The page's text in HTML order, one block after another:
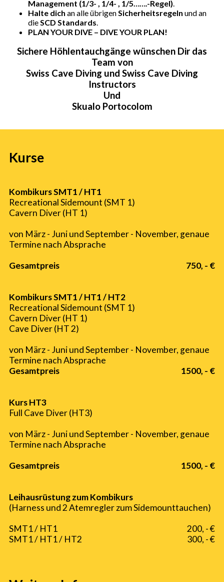
Management (1/3- , 1/4- , 1/5…….-Regel)
Halte dich an alle übrigen Sicherheitsregeln und an
die SCD Standards
PLAN YOUR DIVE – DIVE YOUR PLAN!
Sichere Höhlentauchgänge wünschen Dir das
Team von
Swiss Cave Diving und Swiss Cave Diving
Instructors
Und
Skualo Portocolom
Kurse
Kombikurs SMT1 / HT1
Recreational Sidemount (SMT 1)
Cavern Diver (HT 1)
von März - Juni und September - November, genaue
Termine nach Absprache
Gesamtpreis
750, - €
Kombikurs SMT1 / HT1 / HT2
Recreational Sidemount (SMT 1)
Cavern Diver (HT 1)
Cave Diver (HT 2)
von März - Juni und September - November, genaue
Termine nach Absprache
Gesamtpreis
1500, - €
Kurs HT3
Full Cave Diver (HT3)
von März - Juni und September - November, genaue
Termine nach Absprache
Gesamtpreis
1500, - €
Leihausrüstung zum Kombikurs
(Harness und 2 Atemregler zum Sidemounttauchen)
SMT1 / HT1
200, - €
SMT1 / HT1 / HT2
300, - €